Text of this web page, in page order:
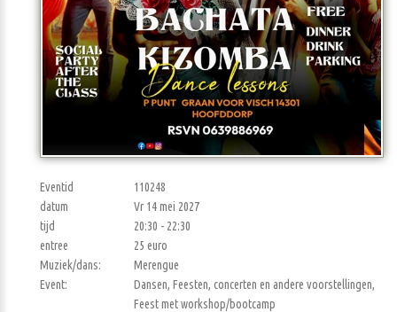
Eventid
110248
datum
Vr 14 mei 2027
tijd
20:30 - 22:30
entree
25 euro
Muziek/dans:
Merengue
Event:
Dansen, Feesten, concerten en andere voorstellingen,
Feest met workshop/bootcamp